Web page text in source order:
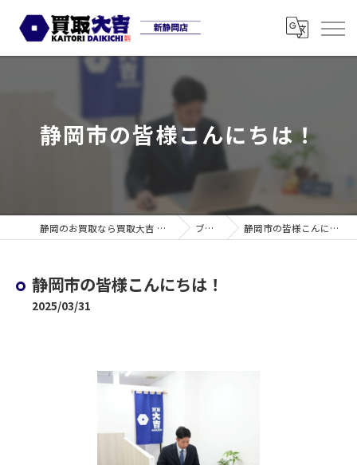
静岡市の皆様こんにちは！
静岡のお買取なら買取大吉 新静岡店 ブログ 静岡市の皆様こんにちは！
静岡市の皆様こんにちは！
2025/03/31